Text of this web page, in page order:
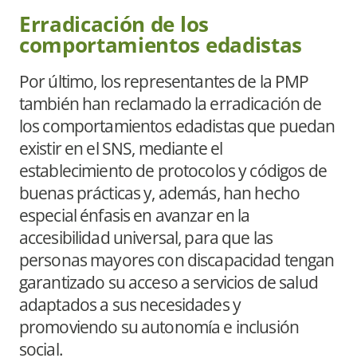
Erradicación de los
comportamientos edadistas
Por último, los representantes de la PMP
también han reclamado la erradicación de
los comportamientos edadistas que puedan
existir en el SNS, mediante el
establecimiento de protocolos y códigos de
buenas prácticas y, además, han hecho
especial énfasis en avanzar en la
accesibilidad universal, para que las
personas mayores con discapacidad tengan
garantizado su acceso a servicios de salud
adaptados a sus necesidades y
promoviendo su autonomía e inclusión
social.